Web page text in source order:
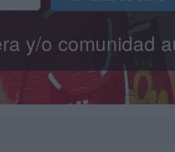
y/o comunidad